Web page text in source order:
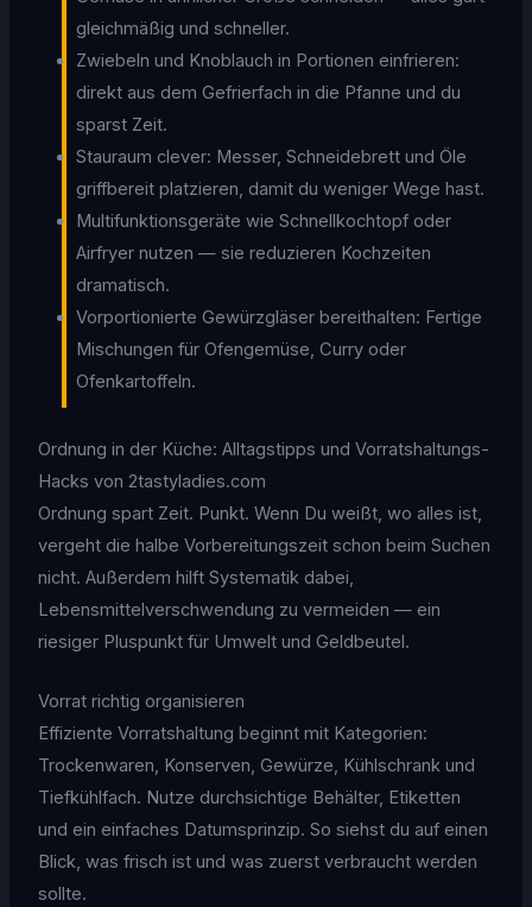
gleichmäßig und schneller.
Zwiebeln und Knoblauch in Portionen einfrieren:
direkt aus dem Gefrierfach in die Pfanne und du
sparst Zeit.
Stauraum clever: Messer, Schneidebrett und Öle
griffbereit platzieren, damit du weniger Wege hast.
Multifunktionsgeräte wie Schnellkochtopf oder
Airfryer nutzen — sie reduzieren Kochzeiten
dramatisch.
Vorportionierte Gewürzgläser bereithalten: Fertige
Mischungen für Ofengemüse, Curry oder
Ofenkartoffeln.
Ordnung in der Küche: Alltagstipps und Vorratshaltungs-
Hacks von 2tastyladies.com
Ordnung spart Zeit. Punkt. Wenn Du weißt, wo alles ist,
vergeht die halbe Vorbereitungszeit schon beim Suchen
nicht. Außerdem hilft Systematik dabei,
Lebensmittelverschwendung zu vermeiden — ein
riesiger Pluspunkt für Umwelt und Geldbeutel.
Vorrat richtig organisieren
Effiziente Vorratshaltung beginnt mit Kategorien:
Trockenwaren, Konserven, Gewürze, Kühlschrank und
Tiefkühlfach. Nutze durchsichtige Behälter, Etiketten
und ein einfaches Datumsprinzip. So siehst du auf einen
Blick, was frisch ist und was zuerst verbraucht werden
sollte.